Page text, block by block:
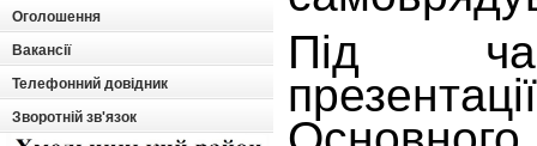
Оголошення
Вакансії
Телефонний довідник
Зворотній зв'язок
Під